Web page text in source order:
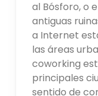
al Bósforo, o
antiguas
a Internet
las áreas
coworking
principales
sentido de